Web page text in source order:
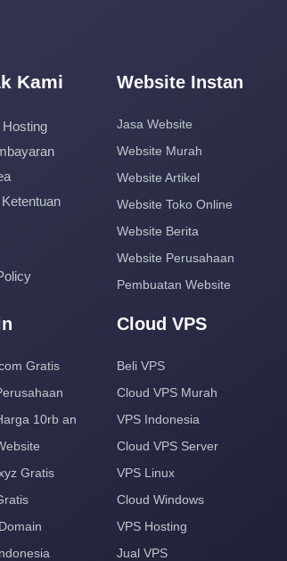
Kami
Hosting
Website Instan
Jasa Website
Website Murah
Website Artikel
Website Toko Online
Website Berita
Website Perusahaan
Pembuatan Website
Gratis
10rb an
Gratis
Cloud VPS
Beli VPS
Cloud VPS Murah
VPS Indonesia
Cloud VPS Server
VPS Linux
Cloud Windows
VPS Hosting
Jual VPS